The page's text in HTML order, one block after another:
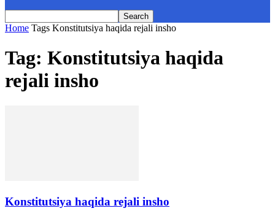
Home Tags Konstitutsiya haqida rejali insho
Tag: Konstitutsiya haqida
rejali insho
Konstitutsiya haqida rejali insho